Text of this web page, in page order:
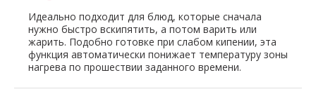
Идеально подходит для блюд, которые сначала
нужно быстро вскипятить, а потом варить или
жарить. Подобно готовке при слабом кипении, эта
функция автоматически понижает температуру зоны
нагрева по прошествии заданного времени.